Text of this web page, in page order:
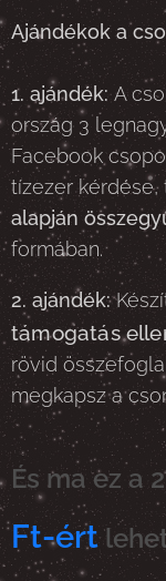
Ajándékok a
1. ajándék:A
ország 3
Facebook
tízezer
alapján
formában.
2. ajándék:
támogatás
rövid
megkapsz a
És ma ez a
Ft-ért